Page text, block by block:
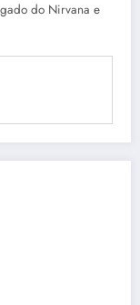
do Nirvana e